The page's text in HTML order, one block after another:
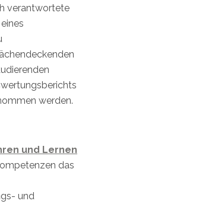
verantwortete
werden.
und Lernen
das
und